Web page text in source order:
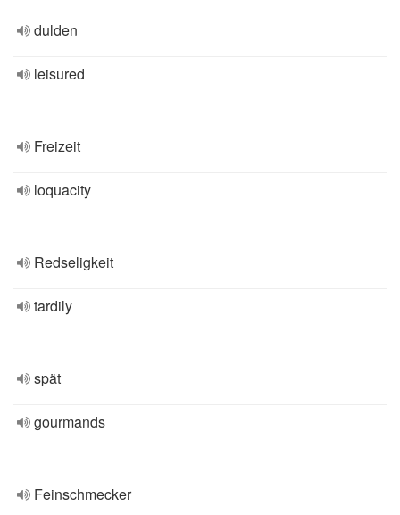
dulden
leisured
Freizeit
loquacity
Redseligkeit
tardily
spät
gourmands
Feinschmecker